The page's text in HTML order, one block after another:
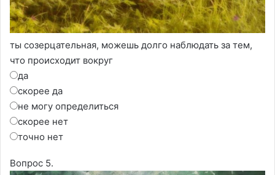
ты созерцательная, можешь долго наблюдать за тем,
что происходит вокруг
да
скорее да
не могу определиться
скорее нет
точно нет
Вопрос 5.